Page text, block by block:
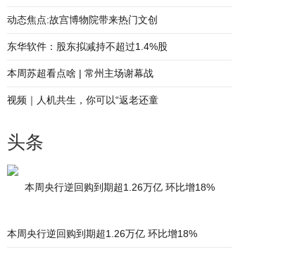
动态焦点:故宫博物院带来热门文创
东华软件：股东拟减持不超过1.4%股
本周苏超看点啥 | 常州主场谢幕战
视频｜人机共生，你可以“返老还童
头条
本周央行逆回购到期超1.26万亿 环比增18%
本周央行逆回购到期超1.26万亿 环比增18%